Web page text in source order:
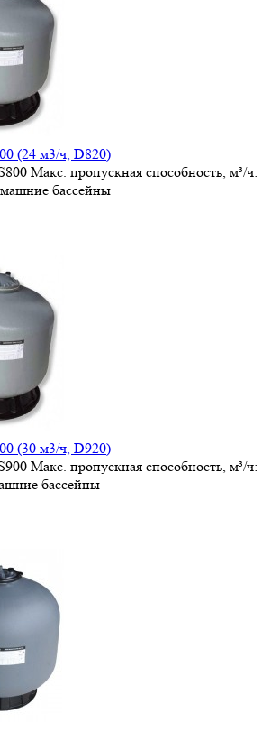
(24 м3/ч, D820)
Макс. пропускная способность, м³/ч:
бассейны
(30 м3/ч, D920)
Макс. пропускная способность, м³/ч:
бассейны